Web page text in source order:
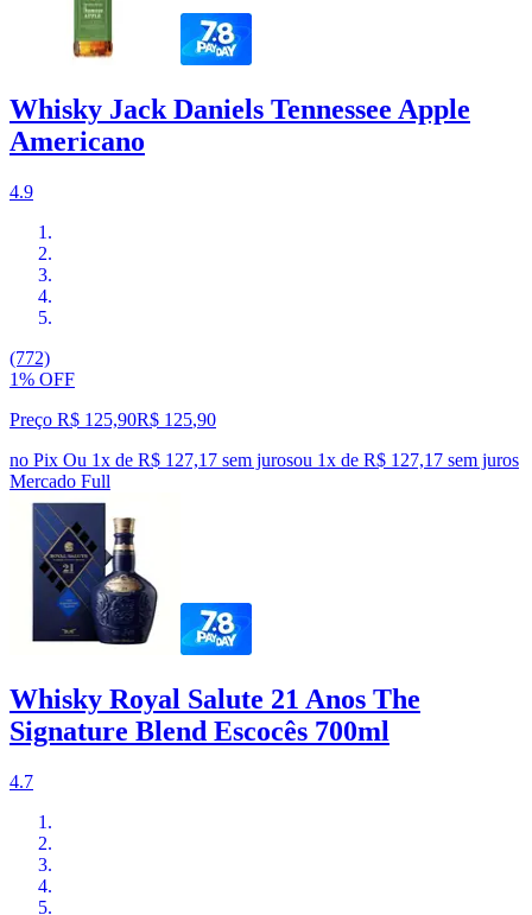
Whisky Jack Daniels Tennessee Apple
Americano
4.9
(772)
1% OFF
Preço R$ 125,90R$ 125,90
no Pix Ou 1x de R$ 127,17 sem jurosou 1x de R$ 127,17 sem juros
Mercado Full
Whisky Royal Salute 21 Anos The
Signature Blend Escocês 700ml
4.7